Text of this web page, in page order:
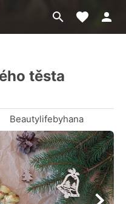
Přejít
na
Moje
těsta
Beautylifebyhana